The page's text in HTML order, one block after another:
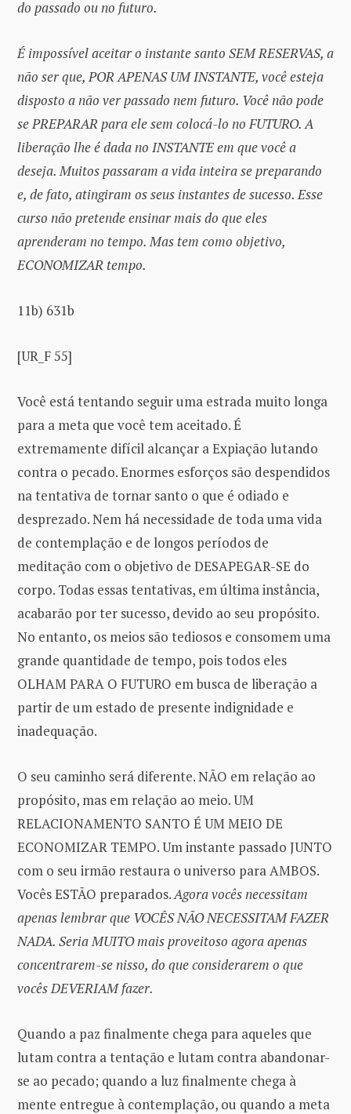
do passado ou no futuro.
É impossível aceitar o instante santo SEM RESERVAS, a
não ser que, POR APENAS UM INSTANTE, você esteja
disposto a não ver passado nem futuro. Você não pode
se PREPARAR para ele sem colocá-lo no FUTURO. A
liberação lhe é dada no INSTANTE em que você a
deseja. Muitos passaram a vida inteira se preparando
e, de fato, atingiram os seus instantes de sucesso. Esse
curso não pretende ensinar mais do que eles
aprenderam no tempo. Mas tem como objetivo,
ECONOMIZAR tempo.
11b) 631b
[UR_F 55]
Você está tentando seguir uma estrada muito longa
para a meta que você tem aceitado. É
extremamente difícil alcançar a Expiação lutando
contra o pecado. Enormes esforços são despendidos
na tentativa de tornar santo o que é odiado e
desprezado. Nem há necessidade de toda uma vida
de contemplação e de longos períodos de
meditação com o objetivo de DESAPEGAR-SE do
corpo. Todas essas tentativas, em última instância,
acabarão por ter sucesso, devido ao seu propósito.
No entanto, os meios são tediosos e consomem uma
grande quantidade de tempo, pois todos eles
OLHAM PARA O FUTURO em busca de liberação a
partir de um estado de presente indignidade e
inadequação.
O seu caminho será diferente. NÃO em relação ao
propósito, mas em relação ao meio. UM
RELACIONAMENTO SANTO É UM MEIO DE
ECONOMIZAR TEMPO. Um instante passado JUNTO
com o seu irmão restaura o universo para AMBOS.
Vocês ESTÃO preparados.Agora vocês necessitam
apenas lembrar que VOCÊS NÃO NECESSITAM FAZER
NADA. Seria MUITO mais proveitoso agora apenas
concentrarem-se nisso, do que considerarem o que
vocês DEVERIAM fazer.
Quando a paz finalmente chega para aqueles que
lutam contra a tentação e lutam contra abandonar-
se ao pecado; quando a luz finalmente chega à
mente entregue à contemplação, ou quando a meta